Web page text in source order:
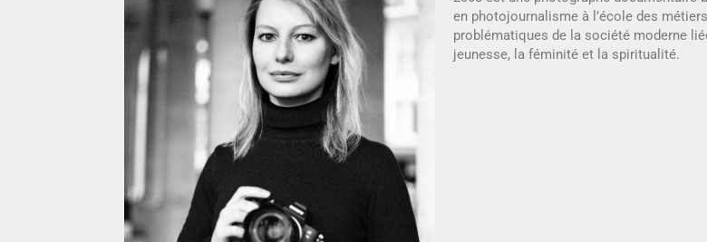
en photojournalisme à l’école des
problématiques de la société moderne
jeunesse, la féminité et la spiritualité.